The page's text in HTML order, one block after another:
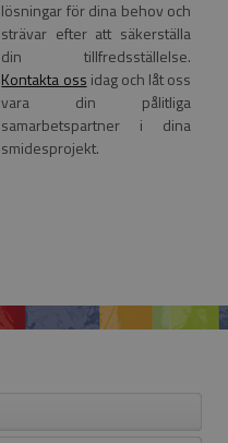
lösningar för dina behov och
strävar efter att säkerställa
din tillfredsställelse.
Kontakta oss idag och låt oss
vara din pålitliga
samarbetspartner i dina
smidesprojekt.